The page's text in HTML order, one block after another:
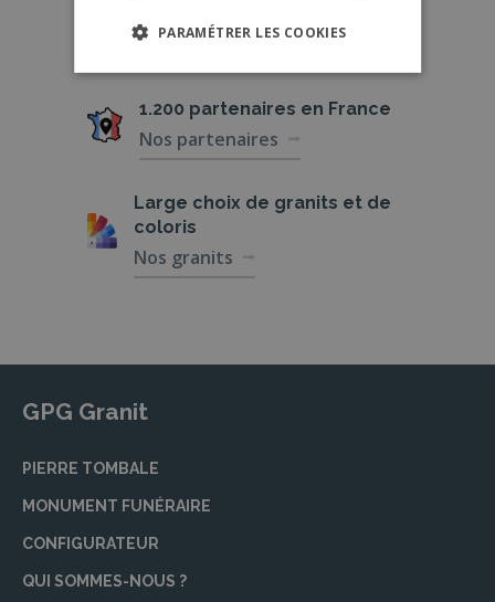
Configurateur
1.200 partenaires en France
Nos partenaires
Large choix de granits et de
coloris
Nos granits
GPG Granit
PIERRE TOMBALE
MONUMENT FUNÉRAIRE
CONFIGURATEUR
QUI SOMMES-NOUS ?
PARAMÉTRER LES COOKIES